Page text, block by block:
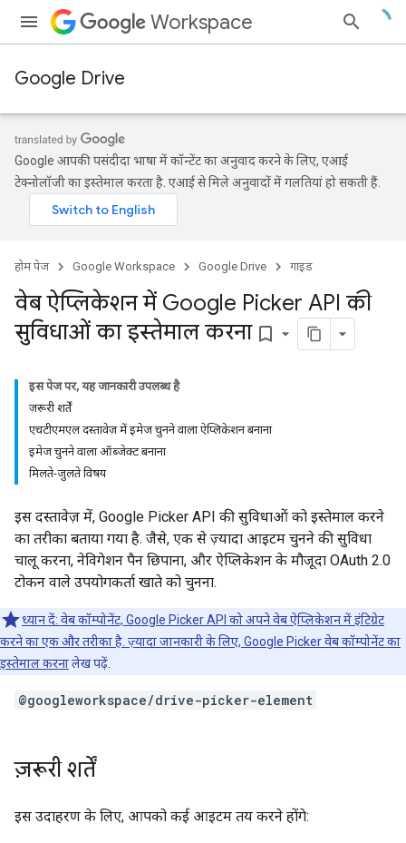
Workspace
Google Drive
Google आपकी पसंदीदा भाषा में कॉन्टेंट का अनुवाद करने के लिए, एआई
टेक्नोलॉजी का इस्तेमाल करता है. एआई से मिले अनुवादों में गलतियां हो सकती हैं.
होम पेज Google Workspace Google Drive गाइड
वेब ऐप्लिकेशन में Google Picker API की
सुविधाओं का इस्तेमाल करना bookmark_border
इस पेज पर, यह जानकारी उपलब्ध है
ज़रूरी शर्तें
एचटीएमएल दस्तावेज़ में इमेज चुनने वाला ऐप्लिकेशन बनाना
इमेज चुनने वाला ऑब्जेक्ट बनाना
मिलते-जुलते विषय
इस दस्तावेज़ में, Google Picker API की सुविधाओं को इस्तेमाल करने
का तरीका बताया गया है. जैसे, एक से ज़्यादा आइटम चुनने की सुविधा
चालू करना, नेविगेशन पैन छिपाना, और ऐप्लिकेशन के मौजूदा OAuth 2.0
टोकन वाले उपयोगकर्ता खाते को चुनना.
ध्यान दें: वेब कॉम्पोनेंट, Google Picker API को अपने वेब ऐप्लिकेशन में इंटिग्रेट
करने का एक और तरीका है. ज़्यादा जानकारी के लिए, Google Picker वेब कॉम्पोनेंट का
इस्तेमाल करनालेख पढ़ें.
@googleworkspace/drive-picker-element
ज़रूरी शर्तें
इस उदाहरण के लिए, आपको कई आइटम तय करने होंगे: